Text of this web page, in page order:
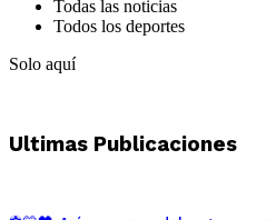
Todas las noticias
Todos los deportes
Solo aquí
Ultimas Publicaciones